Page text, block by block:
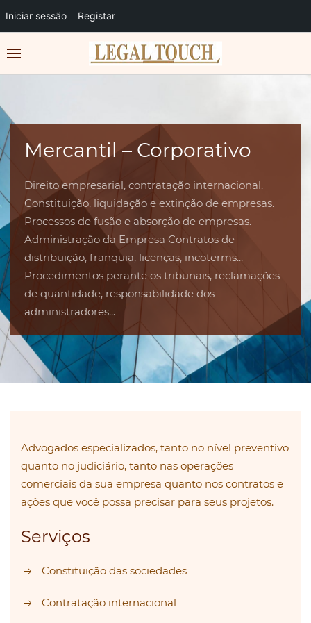
Iniciar sessão Registar
Mercantil – Corporativo
Direito empresarial, contratação internacional.
Constituição, liquidação e extinção de empresas.
Processos de fusão e absorção de empresas.
Administração da Empresa Contratos de
distribuição, franquia, licenças, incoterms...
Procedimentos perante os tribunais, reclamações
de quantidade, responsabilidade dos
administradores...
Advogados especializados, tanto no nível preventivo
quanto no judiciário, tanto nas operações
comerciais da sua empresa quanto nos contratos e
ações que você possa precisar para seus projetos.
Serviços
Constituição das sociedades
Contratação internacional